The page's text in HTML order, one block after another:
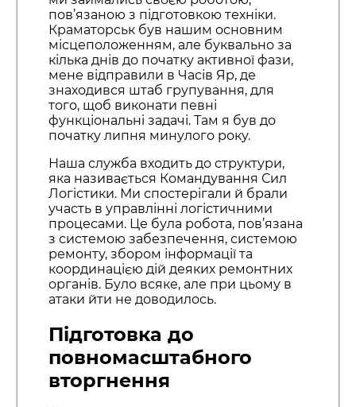
пов’язаною з підготовкою техніки.
Краматорськ був нашим основним
місцеположенням, але буквально за
кілька днів до початку активної фази,
мене відправили в Часів Яр, де
знаходився штаб групування, для
того, щоб виконати певні
функціональні задачі. Там я був до
початку липня минулого року.
Наша служба входить до структури,
яка називається Командування Сил
Логістики. Ми спостерігали й брали
участь в управлінні логістичними
процесами. Це була робота, пов’язана
з системою забезпечення, системою
ремонту, збором інформації та
координацією дій деяких ремонтних
органів. Було всяке, але при цьому в
атаки йти не доводилось.
Підготовка до
повномасштабного
вторгнення